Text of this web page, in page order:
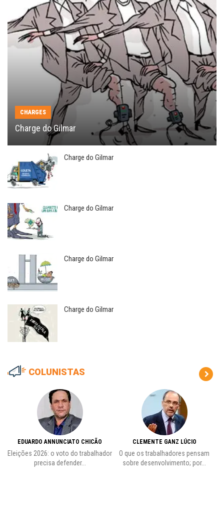
CHARGES
Charge do Gilmar
Charge do Gilmar
Charge do Gilmar
Charge do Gilmar
Charge do Gilmar
COLUNISTAS
EDUARDO ANNUNCIATO CHICÃO
Eleições 2026: o voto do trabalhador
precisa defender...
CLEMENTE GANZ LÚCIO
O que os trabalhadores pensam
sobre desenvolvimento; por...